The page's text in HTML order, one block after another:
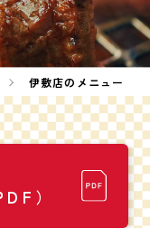
伊敷店のメニュー
）